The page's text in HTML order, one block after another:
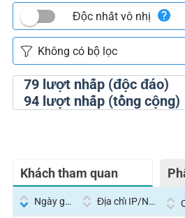
79lượt nhấp (độc đáo)
94lượt nhấp (tổng cộng)
Độc nhất vô nhị
Khách tham quan
Ngày giờ Địa chỉ IP/Nhà cung cấp dịch vụ